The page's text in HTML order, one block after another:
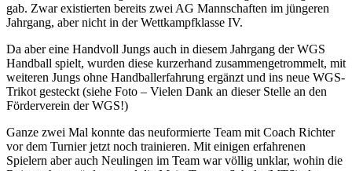
gab. Zwar existierten bereits zwei AG Mannschaften im jüngeren
Jahrgang, aber nicht in der Wettkampfklasse IV.
Da aber eine Handvoll Jungs auch in diesem Jahrgang der WGS
Handball spielt, wurden diese kurzerhand zusammengetrommelt, mit
weiteren Jungs ohne Handballerfahrung ergänzt und ins neue WGS-
Trikot gesteckt (siehe Foto – Vielen Dank an dieser Stelle an den
Förderverein der WGS!)
Ganze zwei Mal konnte das neuformierte Team mit Coach Richter
vor dem Turnier jetzt noch trainieren. Mit einigen erfahrenen
Spielern aber auch Neulingen im Team war völlig unklar, wohin die